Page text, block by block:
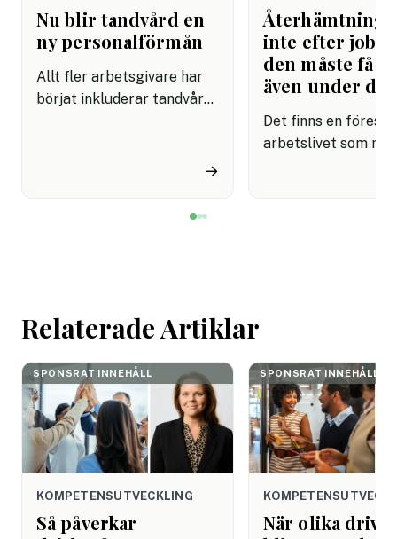
Nu blir tandvård en
ny personalförmån
Allt fler arbetsgivare har
börjat inkluderar tandvård i
miljon svenskar uppger att
→
Återhämtning
inte efter
den måste få
även under
Det finns en
arbetslivet som
Relaterade Artiklar
SPONSRAT INNEHÅLL
KOMPETENSUTVECKLING
Så påverkar
SPONSRAT INNEHÅLL
När olika